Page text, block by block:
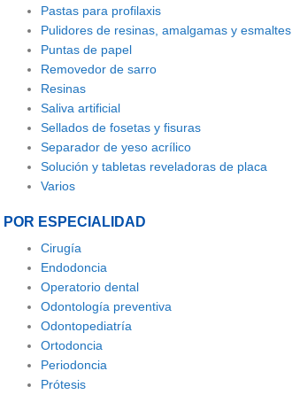
Pastas para profilaxis
Pulidores de resinas, amalgamas y esmaltes
Puntas de papel
Removedor de sarro
Resinas
Saliva artificial
Sellados de fosetas y fisuras
Separador de yeso acrílico
Solución y tabletas reveladoras de placa
Varios
POR ESPECIALIDAD
Cirugía
Endodoncia
Operatorio dental
Odontología preventiva
Odontopediatría
Ortodoncia
Periodoncia
Prótesis